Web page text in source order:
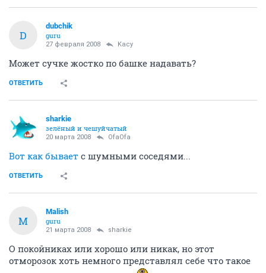
D
dubchik
guru
27 февраля 2008 Kacy
Может сучке жостко по башке надавать?
ОТВЕТИТЬ
sharkie
зелёный и чешуйчатый
20 марта 2008 OfaOfa
Вот как бывает с шумными соседями...
ОТВЕТИТЬ
M
Malish
guru
21 марта 2008 sharkie
О покойниках или хорошо или никак, но этот
отморозок хоть немного представлял себе что такое